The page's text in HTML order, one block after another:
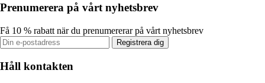
Prenumerera på vårt nyhetsbrev
Få 10 % rabatt när du prenumererar på vårt nyhetsbrev
Registrera dig
Håll kontakten